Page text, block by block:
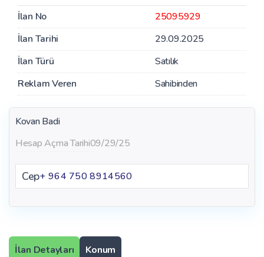
İlan No
25095929
İlan Tarihi
29.09.2025
İlan Türü
Satılık
Reklam Veren
Sahibinden
Kovan Badi
Hesap Açma Tarihi09/29/25
Cep+ 964 750 8914560
İlan Detayları Konum